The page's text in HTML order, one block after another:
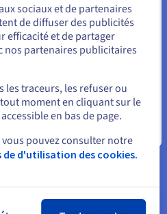
datacenters certifiés conformes
pour la protection des
d'une sécurité multiniveau. Le
des systèmes de détection
réseau contre les accès non
et des identités (IAM) permet
qui accède à quelles
multifactorielle (MFA)
en exigeant plusieurs
données stockées.
et l'intégrité des données, nous
web
sociaux et de partenaires
de diffuser des publicités
efficacité et de partager
nos partenaires publicitaires
les traceurs, les refuser ou
moment en cliquant sur le
en bas de page.
pouvez consulter notre
d'utilisation des cookies.